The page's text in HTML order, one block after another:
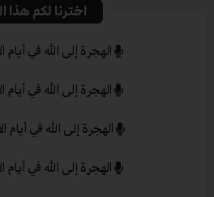
اخترنا لكم هذا
الهجرة إلى الله في أيام
الهجرة إلى الله في أيام
الهجرة إلى الله في أيام
الهجرة إلى الله في أيام